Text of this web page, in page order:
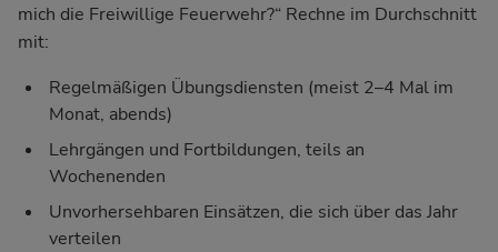
mich die Freiwillige Feuerwehr?“ Rechne im Durchschnitt
mit:
Regelmäßigen Übungsdiensten (meist 2–4 Mal im
Monat, abends)
Lehrgängen und Fortbildungen, teils an
Wochenenden
Unvorhersehbaren Einsätzen, die sich über das Jahr
verteilen